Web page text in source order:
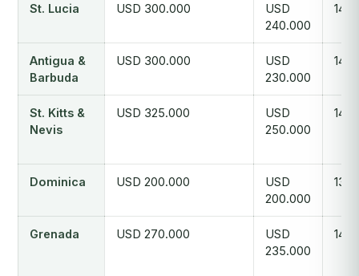
St. Lucia USD 300.000
USD
240.000
140
Antigua &
Barbuda
USD 300.000
USD
230.000
144
St. Kitts &
Nevis
USD 325.000
USD
250.000
148
Dominica USD 200.000
USD
200.000
136
Grenada USD 270.000
USD
235.000
140